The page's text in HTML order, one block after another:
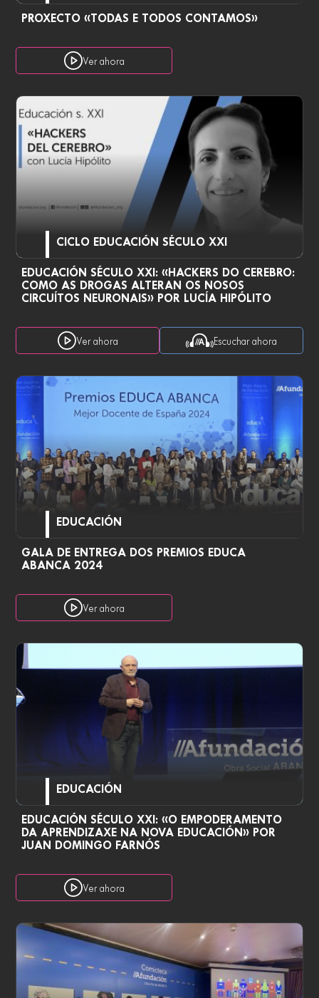
PROXECTO «TODAS E TODOS CONTAMOS»
Ver ahora
CICLO EDUCACIÓN SÉCULO XXI
EDUCACIÓN SÉCULO XXI: «HACKERS DO CEREBRO:
COMO AS DROGAS ALTERAN OS NOSOS
CIRCUÍTOS NEURONAIS» POR LUCÍA HIPÓLITO
Ver ahora Escuchar ahora
EDUCACIÓN
GALA DE ENTREGA DOS PREMIOS EDUCA
ABANCA 2024
Ver ahora
EDUCACIÓN
EDUCACIÓN SÉCULO XXI: «O EMPODERAMENTO
DA APRENDIZAXE NA NOVA EDUCACIÓN» POR
JUAN DOMINGO FARNÓS
Ver ahora